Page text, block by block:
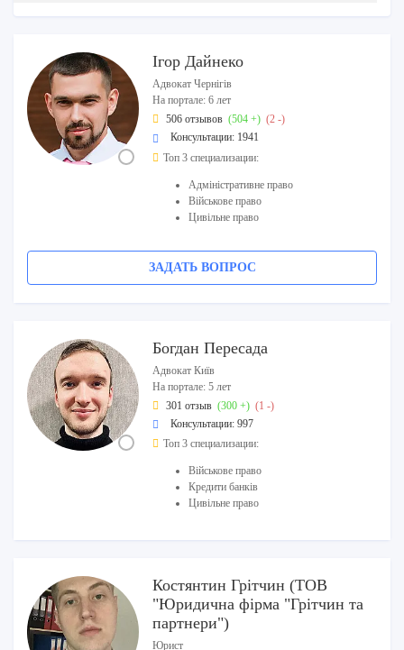
Ігор Дайнеко
Адвокат Чернігів
На портале: 6 лет
506 отзывов (504 +) (2 -)
Консультации: 1941
Топ 3 специализации:
Адміністративне право
Військове право
Цивільне право
ЗАДАТЬ ВОПРОС
Богдан Пересада
Адвокат Київ
На портале: 5 лет
301 отзыв (300 +) (1 -)
Консультации: 997
Топ 3 специализации:
Військове право
Кредити банків
Цивільне право
Костянтин Грітчин (ТОВ
"Юридична фірма "Грітчин та
партнери")
Юрист